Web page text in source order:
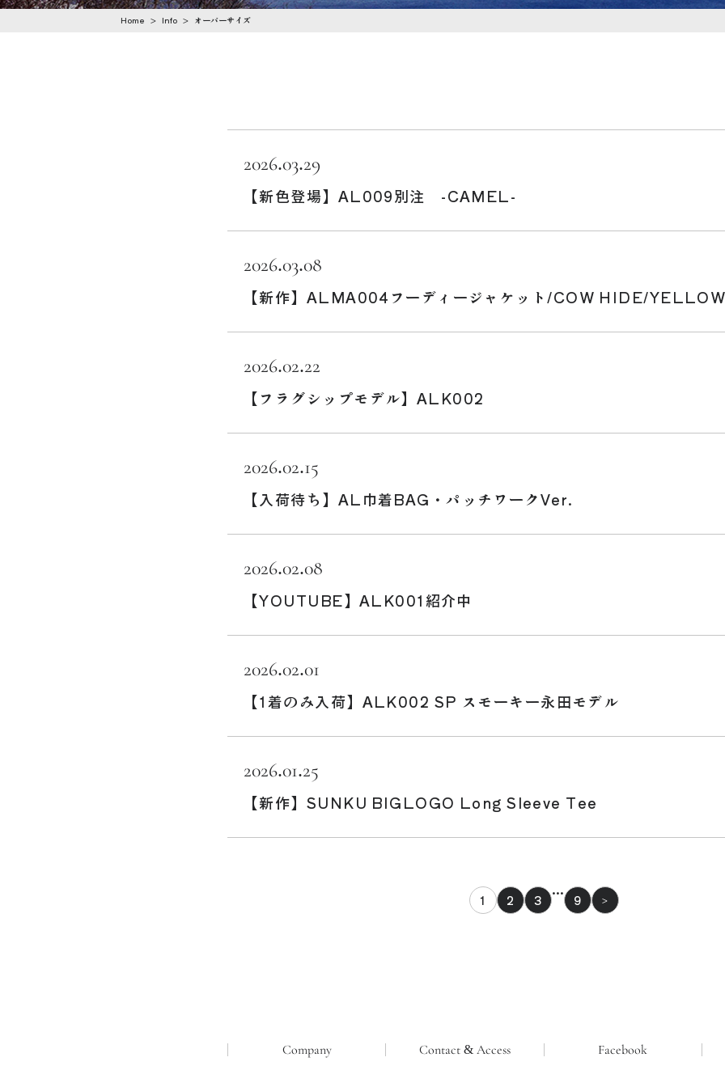
n
Home > Info > オーバーサイズ
2026.03.29
【新色登場】AL009別注 -CAMEL-
2026.03.08
【新作】ALMA004フーディージャケット/COW HIDE/
2026.02.22
【フラグシップモデル】ALK002
2026.02.15
【入荷待ち】AL巾着BAG・パッチワークVer.
2026.02.08
【YOUTUBE】ALK001紹介中
2026.02.01
【1着のみ入荷】ALK002 SP スモーキー永田モデル
2026.01.25
【新作】SUNKU BIGLOGO Long Sleeve Tee
1 2 3 … 9 >
Company Contact & Access Facebook